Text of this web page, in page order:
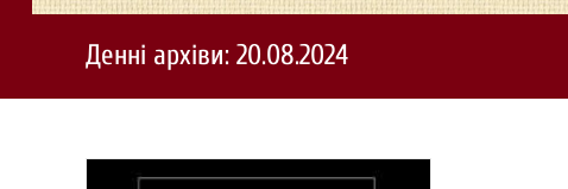
Денні архіви: 20.08.2024